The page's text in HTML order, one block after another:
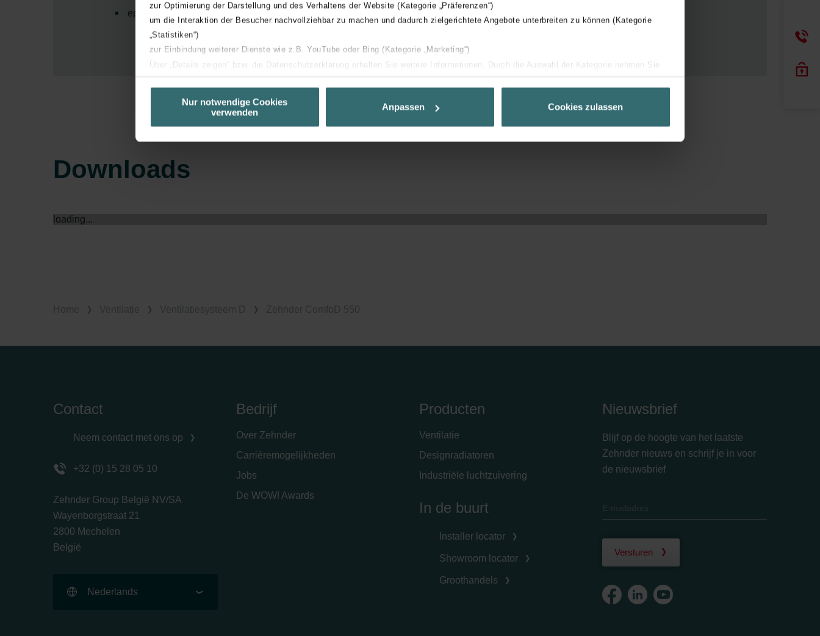
zur Optimierung der Darstellung und des Verhaltens der Website (Kategorie „Präferenzen“)
um die Interaktion der Besucher nachvollziehbar zu machen und dadurch zielgerichtete Angebote unterbreiten zu können (Kategorie
„Statistiken“)
zur Einbindung weiterer Dienste wie z.B. YouTube oder Bing (Kategorie „Marketing“)
Über „Details zeigen“ bzw. die Datenschutzerklärung erhalten Sie weitere Informationen. Durch die Auswahl der Kategorie nehmen Sie
unserer Website verwenden, um Ihnen die bestmögliche Nutzererfahrung zu ermöglichen und Ihnen maßgeschneiderte Informationen
basierend auf Ihren Interessen zur Verfügung zu stellen. Alle Einwilligungen können Sie selbstverständlich über einen Link in der
Datenschutzerklärung widerrufen.
Datenschutzerklärung der Zehnder Group
Zehnder Group AG: Data Privacy
Nur notwendige Cookies
verwenden
Anpassen Cookies zulassen
epb- en PHI-conform
Downloads
loading...
Contact
Neem contact met ons op
+32 (0) 15 28 05 10
Zehnder Group België NV/SA
Wayenborgstraat 21
2800 Mechelen
België
Nederlands
Bedrijf
Over Zehnder
Carrièremogelijkheden
Jobs
De WOW! Awards
Producten
Ventilatie
Designradiatoren
Industriële luchtzuivering
In de buurt
Installer locator
Showroom locator
Groothandels
Nieuwsbrief
Blijf op de hoogte van het laatste
Zehnder nieuws en schrijf je in voor
de nieuwsbrief
Versturen